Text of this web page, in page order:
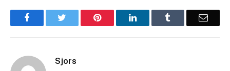
Facebook Pinterest LinkedIn Email
Sjors